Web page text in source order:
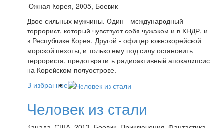
Южная Корея, 2005, Боевик
Двое сильных мужчины. Один - международный
террорист, который чувствует себя чужаком и в КНДР, и
в Республике Корея. Другой - офицер южнокорейской
морской пехоты, и только ему под силу остановить
террориста, предотвратить радиоактивный апокалипсис
на Корейском полуострове.
В избранное
Человек из стали